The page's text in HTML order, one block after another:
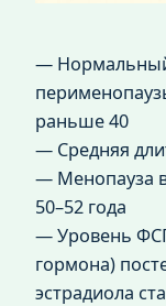
— Нормальный
раньше 40
— Средняя
— Менопауза в
50–52 года
— Уровень
гормона)
эстрадиола